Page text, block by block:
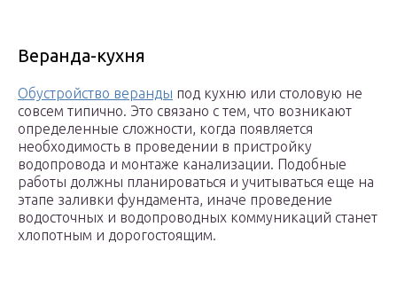
Веранда-кухня
Обустройство веранды под кухню или столовую не
совсем типично. Это связано с тем, что возникают
определенные сложности, когда появляется
необходимость в проведении в пристройку
водопровода и монтаже канализации. Подобные
работы должны планироваться и учитываться еще на
этапе заливки фундамента, иначе проведение
водосточных и водопроводных коммуникаций станет
хлопотным и дорогостоящим.